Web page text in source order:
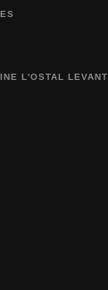
L'OSTAL LEVANT